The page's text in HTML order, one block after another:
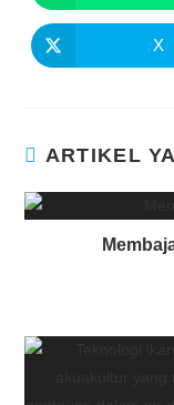
X
ARTIKEL